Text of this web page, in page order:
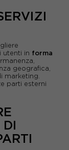
utenti in forma
geografica,
marketing.
parti esterni